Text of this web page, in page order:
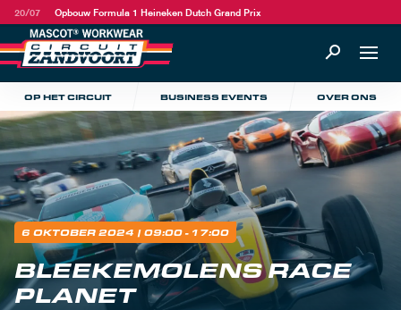
20/07 Opbouw Formula 1 Heineken Dutch Grand Prix
OP HET CIRCUIT BUSINESS EVENTS OVER ONS
6 OKTOBER 2024 | 09:00 - 17:00
BLEEKEMOLENS RACE
PLANET